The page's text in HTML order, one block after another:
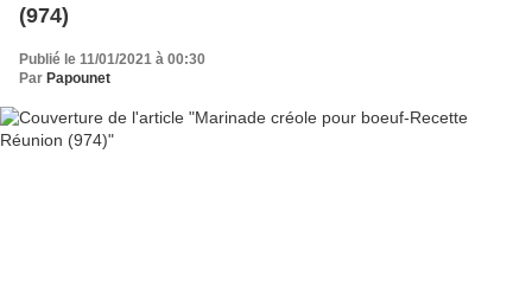
(974)
Publié le 11/01/2021 à 00:30
Par Papounet